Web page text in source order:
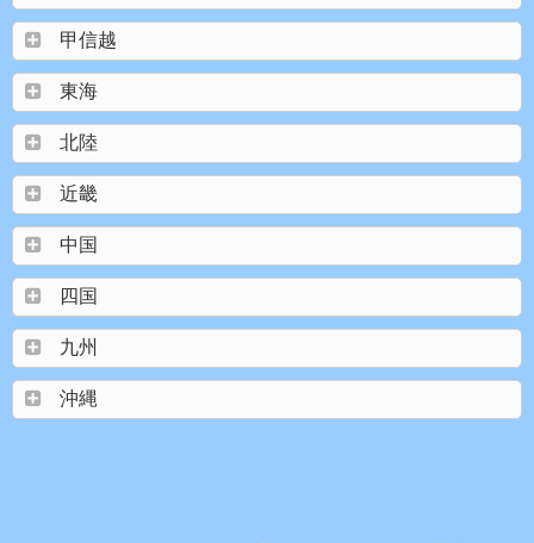
甲信越
東海
北陸
近畿
中国
四国
九州
沖縄